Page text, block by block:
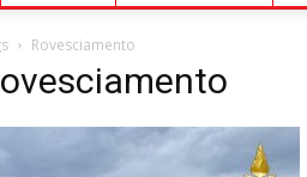
Rovesciamento